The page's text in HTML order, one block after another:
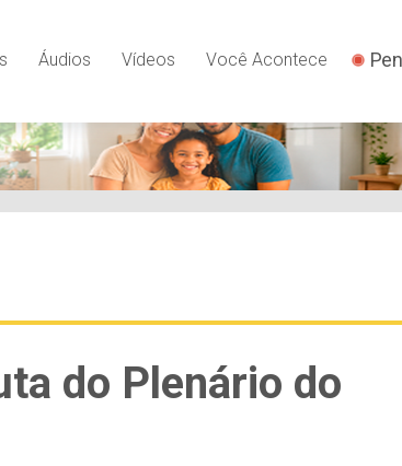
Áudios Vídeos Você Acontece
do Plenário do